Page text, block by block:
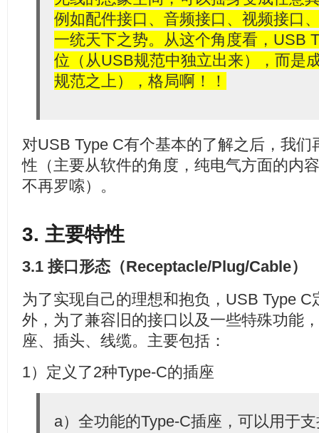
例如配件接口、音频接口、视频接口
一统天下之势。从这个角度看，USB
位（从USB规范中独立出来），而是
规范之上），格局啊！！
对USB Type C有个基本的了解之后，我
性（主要从软件的角度，纯电气方面的内
不再罗嗦）。
3. 主要特性
3.1 接口形态（Receptacle/Plug/Cable）
为了实现自己的理想和抱负，USB Type
外，为了兼容旧的接口以及一些特殊功能
座、插头、线缆。主要包括：
1）定义了2种Type-C的插座
a）全功能的Type-C插座，可以用于